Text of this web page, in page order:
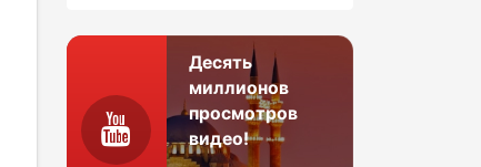
Десять
миллионов
просмотров
видео!